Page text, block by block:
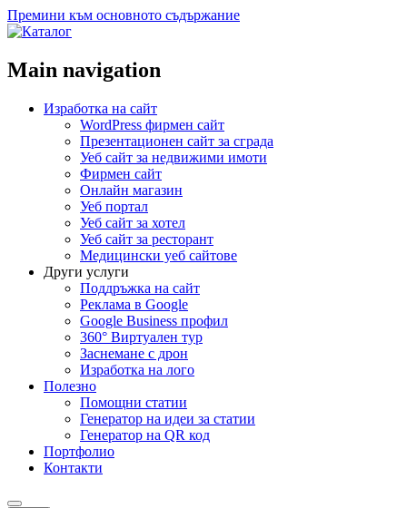
Премини към основното съдържание
Main navigation
Изработка на сайт
WordPress фирмен сайт
Презентационен сайт за сграда
Уеб сайт за недвижими имоти
Фирмен сайт
Онлайн магазин
Уеб портал
Уеб сайт за хотел
Уеб сайт за ресторант
Медицински уеб сайтове
Други услуги
Поддръжка на сайт
Реклама в Google
Google Business профил
360° Виртуален тур
Заснемане с дрон
Изработка на лого
Полезно
Помощни статии
Генератор на идеи за статии
Генератор на QR код
Портфолио
Контакти